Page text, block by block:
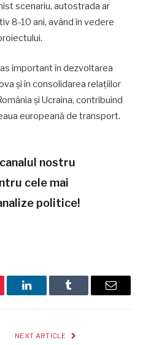
scenariu, autostrada ar
8-10 ani, având în vedere
important în dezvoltarea
și în consolidarea relațiilor
și Ucraina, contribuind
europeană de transport.
nostru
cele mai
politice!
LinkedInTumblr Email
NEXT ARTICLE